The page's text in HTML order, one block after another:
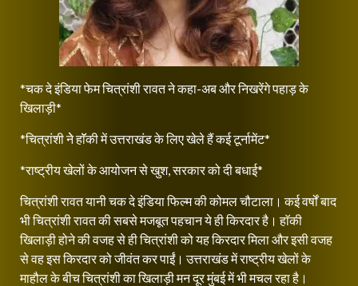
*चक दे इंडिया फेम चित्रांशी रावत ने कहा-अब और निखरेंगे पहाड़ के
खिलाड़ी*
*चित्रांशी नेे हाॅॅकी में उत्तराखंड के लिए खेले हैं कई टूर्नामेंट*
*राष्ट्रीय खेलों के आयोजन से खुश, सरकार को दी बधाई*
चित्रांशी रावत यानी चक दे इंडिया फिल्म की कोमल चौटाला। कई वर्षों बाद
भी चित्रांशी रावत की सबसे मजबूत पहचान ये ही किरदार है। हाॅकी
खिलाड़ी होने की वजह से ही चित्रांशी को यह किरदार मिला और इसी वजह
से वह इस किरदार को जीवंत कर पाईं। उत्तराखंड में राष्ट्रीय खेलों के
माहौल के बीच चित्रांशी का खिलाड़ी मन दूर मुंबई में भी मचल रहा है।